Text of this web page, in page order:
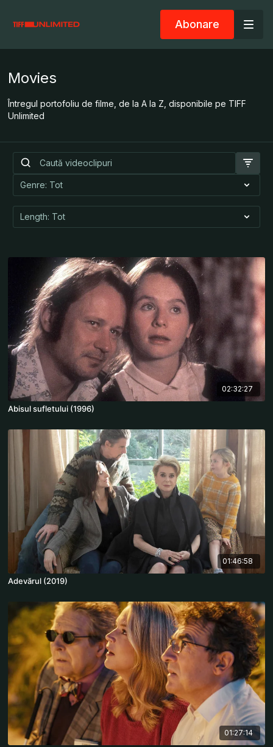
Abonare
Movies
Întregul portofoliu de filme, de la A la Z, disponibile pe TIFF
Unlimited
02:32:27
Abisul sufletului (1996)
01:46:58
Adevărul (2019)
01:27:14